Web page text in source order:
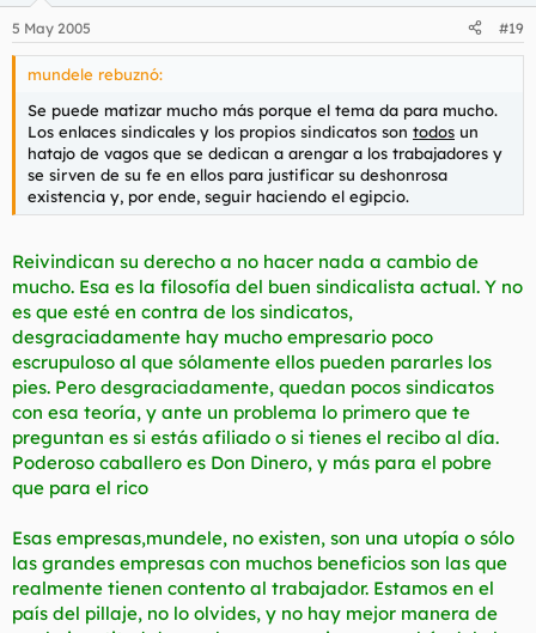
5 May 2005 #19
mundele rebuznó:
Se puede matizar mucho más porque el tema da para mucho.
Los enlaces sindicales y los propios sindicatos son todos un
hatajo de vagos que se dedican a arengar a los trabajadores y
se sirven de su fe en ellos para justificar su deshonrosa
existencia y, por ende, seguir haciendo el egipcio.
Reivindican su derecho a no hacer nada a cambio de
mucho. Esa es la filosofía del buen sindicalista actual. Y no
es que esté en contra de los sindicatos,
desgraciadamente hay mucho empresario poco
escrupuloso al que sólamente ellos pueden pararles los
pies. Pero desgraciadamente, quedan pocos sindicatos
con esa teoría, y ante un problema lo primero que te
preguntan es si estás afiliado o si tienes el recibo al día.
Poderoso caballero es Don Dinero, y más para el pobre
que para el rico
Esas empresas,mundele, no existen, son una utopía o sólo
las grandes empresas con muchos beneficios son las que
realmente tienen contento al trabajador. Estamos en el
país del pillaje, no lo olvides, y no hay mejor manera de